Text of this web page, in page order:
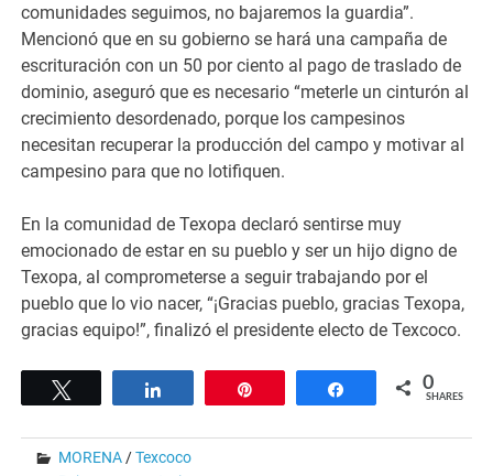
comunidades seguimos, no bajaremos la guardia”.
Mencionó que en su gobierno se hará una campaña de
escrituración con un 50 por ciento al pago de traslado de
dominio, aseguró que es necesario “meterle un cinturón al
crecimiento desordenado, porque los campesinos
necesitan recuperar la producción del campo y motivar al
campesino para que no lotifiquen.
En la comunidad de Texopa declaró sentirse muy
emocionado de estar en su pueblo y ser un hijo digno de
Texopa, al comprometerse a seguir trabajando por el
pueblo que lo vio nacer, “¡Gracias pueblo, gracias Texopa,
gracias equipo!”, finalizó el presidente electo de Texcoco.
Share 0
SHARES
MORENA /Texcoco